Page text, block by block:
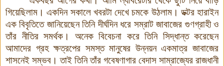
গিয়েছিলাম । একদিন সকালে খবরটা দেখে চমকে উঠলাম। ডক্টর হারাইন
এক বিবৃতিতে জানিয়েছেন তিনি দীর্ঘদিন ধরে সম্রাট জাবাজের গুণগ্রাহী ও
তাঁর নীতির সমর্থক ।
অনেক বিবেচনা করে তিনি সিদ্ধান্ত করেছেন
আমাদের গ্রহ ক্ষত্রপের সমস্ত মানুষের উন্নয়ন একমাত্র জাবাজের
শাসনেই সম্ভব । তাই তিনি তাঁর গবেষণাগার বেদাস সাম্রাজ্যের রাজধানী